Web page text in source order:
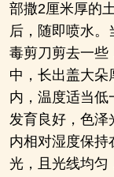
部撒2厘米厚的
后，随即喷水
毒剪刀剪去一
中，长出盖大朵
内，温度适当
发育良好，色泽
内相对湿度保
光，且光线均匀